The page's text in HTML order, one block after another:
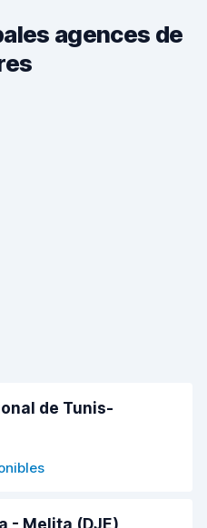
agences de
de Tunis-
- Melita (DJE)